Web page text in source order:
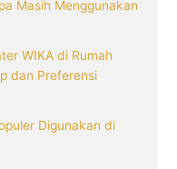
Masih Menggunakan
WIKA di Rumah
dan Preferensi
Digunakan di